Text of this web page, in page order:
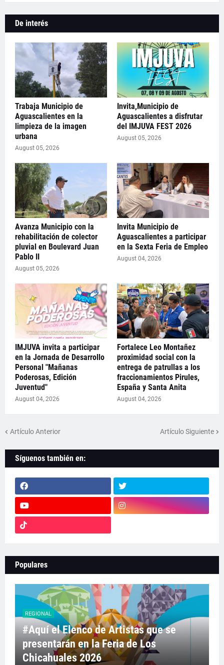
De interés
Trabaja Municipio de
Aguascalientes en la
limpieza de la imagen
urbana
August 05, 2026
Invita,Municipio de
Aguascalientes a disfrutar
del IMJUVA FEST 2026
August 05, 2026
Avanza Municipio con la
rehabilitación de colector
pluvial en Boulevard Juan
Pablo II
August 05, 2026
Invita Municipio de
Aguascalientes a participar
en la Sexta Feria de Empleo
August 04, 2026
IMJUVA invita a participar
en la Jornada de Desarrollo
Personal "Mañanas
Poderosas, Edición
Juventud"
August 04, 2026
Fortalece Leo Montañez
proximidad social con la
entrega de patrullas a los
fraccionamientos Pirules,
España y Santa Anita
August 04, 2026
Artículo Anterior Artículo Siguiente
Síguenos también en:
Populares
REGIONAL
#Aquí el Elenco de Artistas que se
presentarán en la Feria de Los
Chicahuales 2026